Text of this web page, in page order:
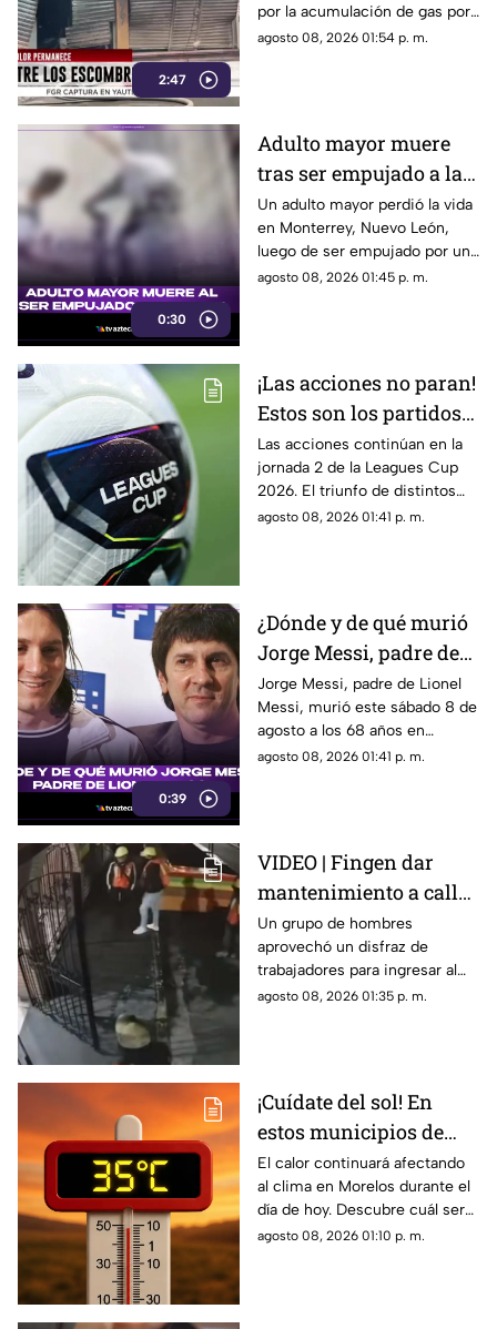
2:47
por la acumulación de gas por
fuga.
agosto 08, 2026 01:54 p. m.
0:30
Adulto mayor muere
tras ser empujado a la
calle
Un adulto mayor perdió la vida
en Monterrey, Nuevo León,
luego de ser empujado por un
sujeto hacia el arroyo
agosto 08, 2026 01:45 p. m.
¡Las acciones no paran!
Estos son los partidos
restantes de la jornada
2 de la Leagues Cup
2026
Las acciones continúan en la
jornada 2 de la Leagues Cup
2026. El triunfo de distintos
equipos de la Liga MX podría
agosto 08, 2026 01:41 p. m.
0:39
¿Dónde y de qué murió
Jorge Messi, padre de
Lionel Messi?
Jorge Messi, padre de Lionel
Messi, murió este sábado 8 de
agosto a los 68 años en
Rosario, Argentina.
agosto 08, 2026 01:41 p. m.
VIDEO | Fingen dar
mantenimiento a calle
para cometer
millonario robo en
restaurante
Un grupo de hombres
aprovechó un disfraz de
trabajadores para ingresar al
negocio.
agosto 08, 2026 01:35 p. m.
¡Cuídate del sol! En
estos municipios de
Morelos hará más calor
HOY
El calor continuará afectando
al clima en Morelos durante el
día de hoy. Descubre cuál será
la temperatura máxima hoy
agosto 08, 2026 01:10 p. m.